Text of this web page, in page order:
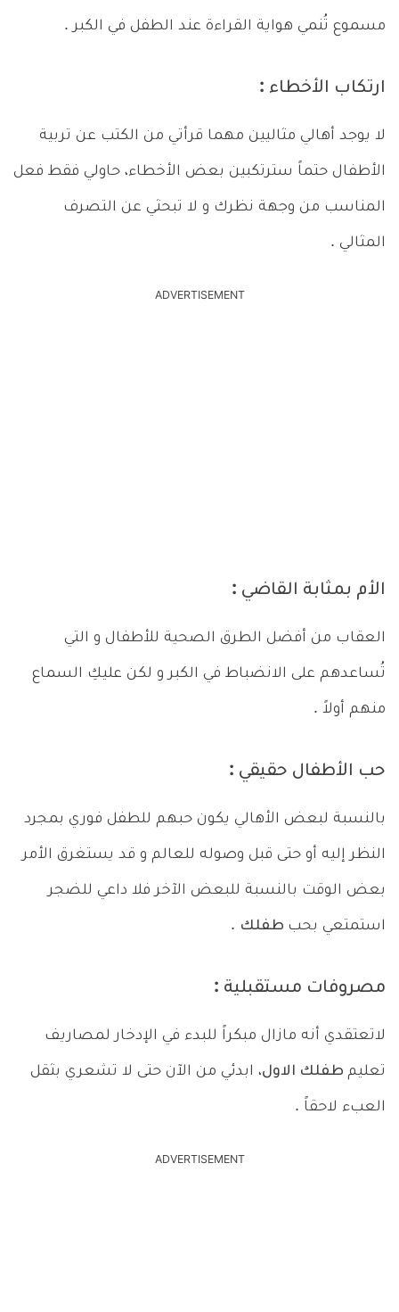
مسموع تُنمي هواية القراءة عند الطفل في الكبر .
ارتكاب الأخطاء :
لا يوجد أهالي مثاليين مهما قرأتي من الكتب عن تربية
الأطفال حتماً سترتكبين بعض الأخطاء، حاولي فقط فعل
المناسب من وجهة نظرك و لا تبحثي عن التصرف
المثالي .
ADVERTISEMENT
الأم بمثابة القاضي :
العقاب من أفضل الطرق الصحية للأطفال و التي
تُساعدهم على الانضباط في الكبر و لكن عليكِ السماع
منهم أولاً .
حب الأطفال حقيقي :
بالنسبة لبعض الأهالي يكون حبهم للطفل فوري بمجرد
النظر إليه أو حتى قبل وصوله للعالم و قد يستغرق الأمر
بعض الوقت بالنسبة للبعض الآخر فلا داعي للضجر
استمتعي بحب طفلك .
مصروفات مستقبلية :
لاتعتقدي أنه مازال مبكراً للبدء في الإدخار لمصاريف
تعليم طفلك الاول، ابدئي من الآن حتى لا تشعري بثقل
العبء لاحقاً .
ADVERTISEMENT